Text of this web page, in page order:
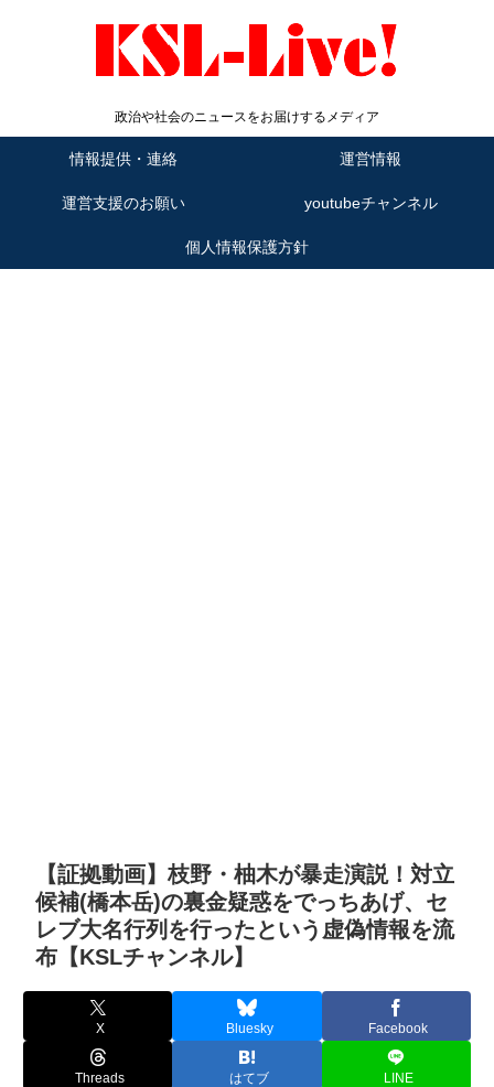
政治や社会のニュースをお届けするメディア
情報提供・連絡 運営情報
運営支援のお願い youtubeチャンネル
個人情報保護方針
【証拠動画】枝野・柚木が暴走演説！対立
候補(橋本岳)の裏金疑惑をでっちあげ、セ
レブ大名行列を行ったという虚偽情報を流
布【KSLチャンネル】
X Bluesky Facebook
Threads はてブ LINE